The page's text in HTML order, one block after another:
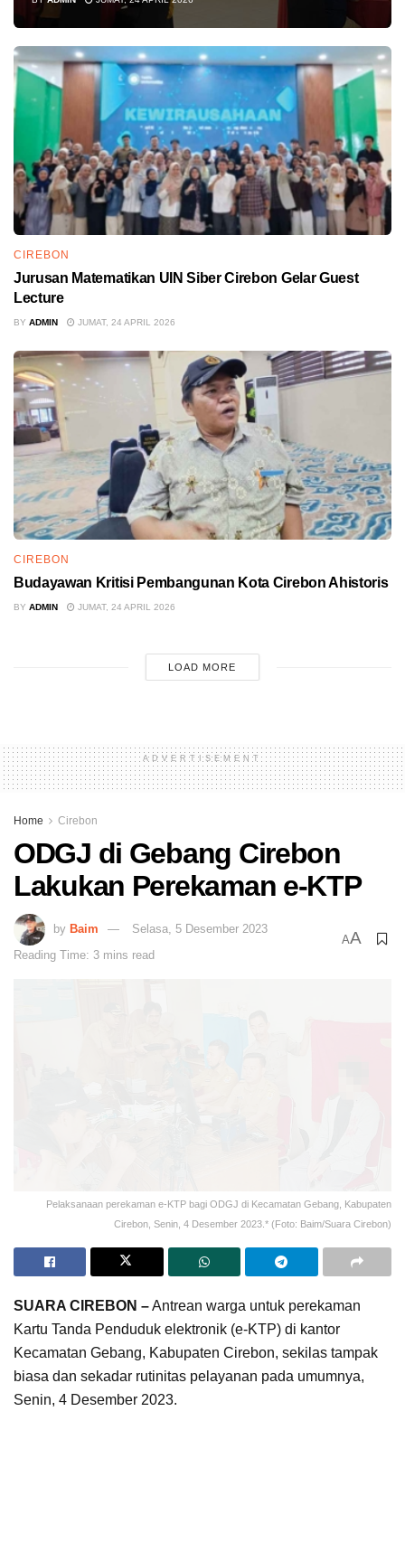
CIREBON
Jurusan Matematikan UIN Siber Cirebon Gelar Guest
Lecture
BY ADMIN JUMAT, 24 APRIL 2026
CIREBON
Budayawan Kritisi Pembangunan Kota Cirebon Ahistoris
BY ADMIN JUMAT, 24 APRIL 2026
LOAD MORE
ADVERTISEMENT
Home Cirebon
ODGJ di Gebang Cirebon
Lakukan Perekaman e-KTP
by Baim
Selasa, 5 Desember 2023
Reading Time: 3 mins read
AA
Pelaksanaan perekaman e-KTP bagi ODGJ di Kecamatan Gebang, Kabupaten
Cirebon, Senin, 4 Desember 2023.* (Foto: Baim/Suara Cirebon)
SUARA CIREBON –Antrean warga untuk perekaman
Kartu Tanda Penduduk elektronik (e-KTP) di kantor
Kecamatan Gebang, Kabupaten Cirebon, sekilas tampak
biasa dan sekadar rutinitas pelayanan pada umumnya,
Senin, 4 Desember 2023.